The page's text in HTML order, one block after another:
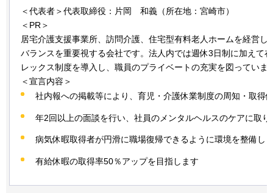
＜代表者＞代表取締役：片岡 和義 （所在地：宮崎市）
＜PR＞
居宅介護支援事業所、訪問介護、住宅型有料老人ホームを経営し
バランスを重要視する会社です。法人内では週休3日制に加えて
レックス制度を導入し、職員のプライベートの充実を図っていま
＜宣言内容＞
社内報への掲載等により、育児・介護休業制度の周知・取得
年2回以上の面談を行い、社員のメンタルヘルスのケアに取り
病気休暇取得者が円滑に職場復帰できるように環境を整備し
有給休暇の取得率50％アップを目指します